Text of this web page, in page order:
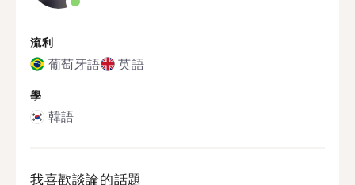
流利
葡萄牙語 英語
學
韓語
我喜歡談論的話題